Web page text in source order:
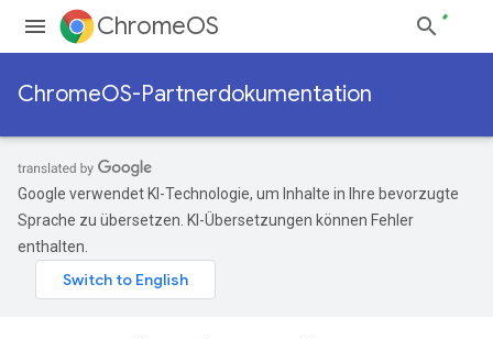
ChromeOS
ChromeOS-Partnerdokumentation
Google verwendet KI-Technologie, um Inhalte in Ihre bevorzugte
Sprache zu übersetzen. KI-Übersetzungen können Fehler
enthalten.